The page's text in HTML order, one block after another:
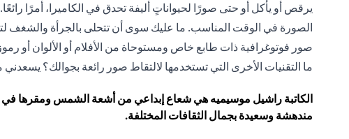
يرقص أو يأكل أو حتى صورًا لحيواناتٍ أليفة تحدق في الكاميرا، أمرًا
الصورة في الوقت المناسب. ما عليك سوى أن تتحلى بالجرأة والشغف
صور فوتوغرافية ذات طابع خاص ومستوحاة من الأفلام أو الألوان أو
ما التقنيات الأخرى التي تستخدمها لالتقاط صور رائعة بجوالك؟
الكاتبة راشيل موسيميه هي شعاع إبداعي من أشعة الشمس ومقرها في
مندهشة وسعيدة بجمال الثقافات المختلفة.